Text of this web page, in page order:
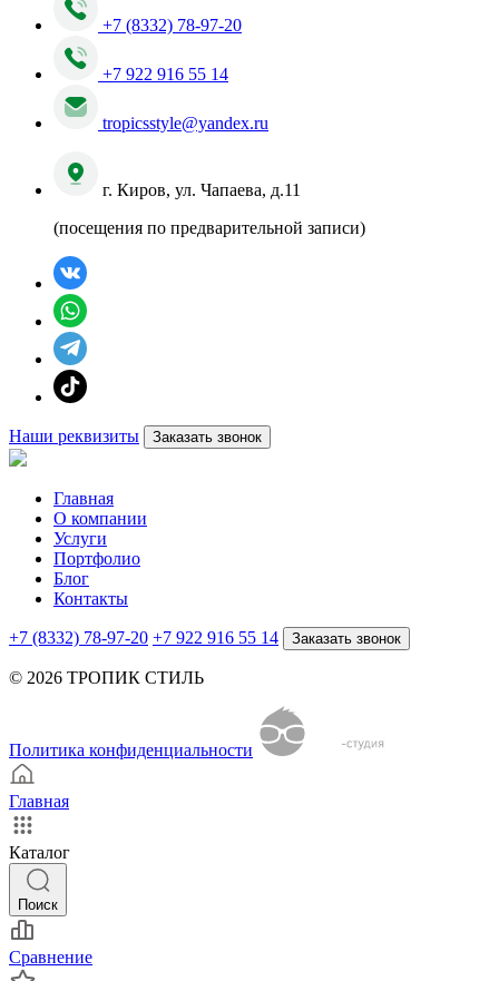
+7 (8332) 78-97-20
+7 922 916 55 14
tropicsstyle@yandex.ru
г. Киров, ул. Чапаева, д.11
(посещения по предварительной записи)
Наши реквизиты Заказать звонок
Главная
О компании
Услуги
Портфолио
Блог
Контакты
+7 (8332) 78-97-20 +7 922 916 55 14 Заказать звонок
© 2026 ТРОПИК СТИЛЬ
Политика конфиденциальности
Главная
Каталог
Поиск
Сравнение